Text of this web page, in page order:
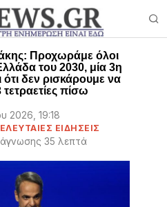
Προχωράμε όλοι
του 2030, μία 3η
ότι δεν ρισκάρουμε να
πίσω
2026, 19:18
ΕΙΔΗΣΕΙΣ
35 λεπτά